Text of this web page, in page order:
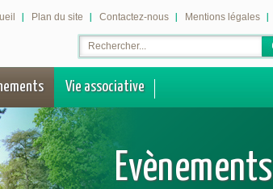
Plan du site Contactez-nous Mentions légales
Vie associative
Evènements